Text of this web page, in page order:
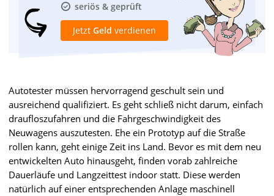
seriös & geprüft
Jetzt Geld verdienen
Autotester müssen hervorragend geschult sein und
ausreichend qualifiziert. Es geht schließ nicht darum, einfach
draufloszufahren und die Fahrgeschwindigkeit des
Neuwagens auszutesten. Ehe ein Prototyp auf die Straße
rollen kann, geht einige Zeit ins Land. Bevor es mit dem neu
entwickelten Auto hinausgeht, finden vorab zahlreiche
Dauerläufe und Langzeittest indoor statt. Diese werden
natürlich auf einer entsprechenden Anlage maschinell